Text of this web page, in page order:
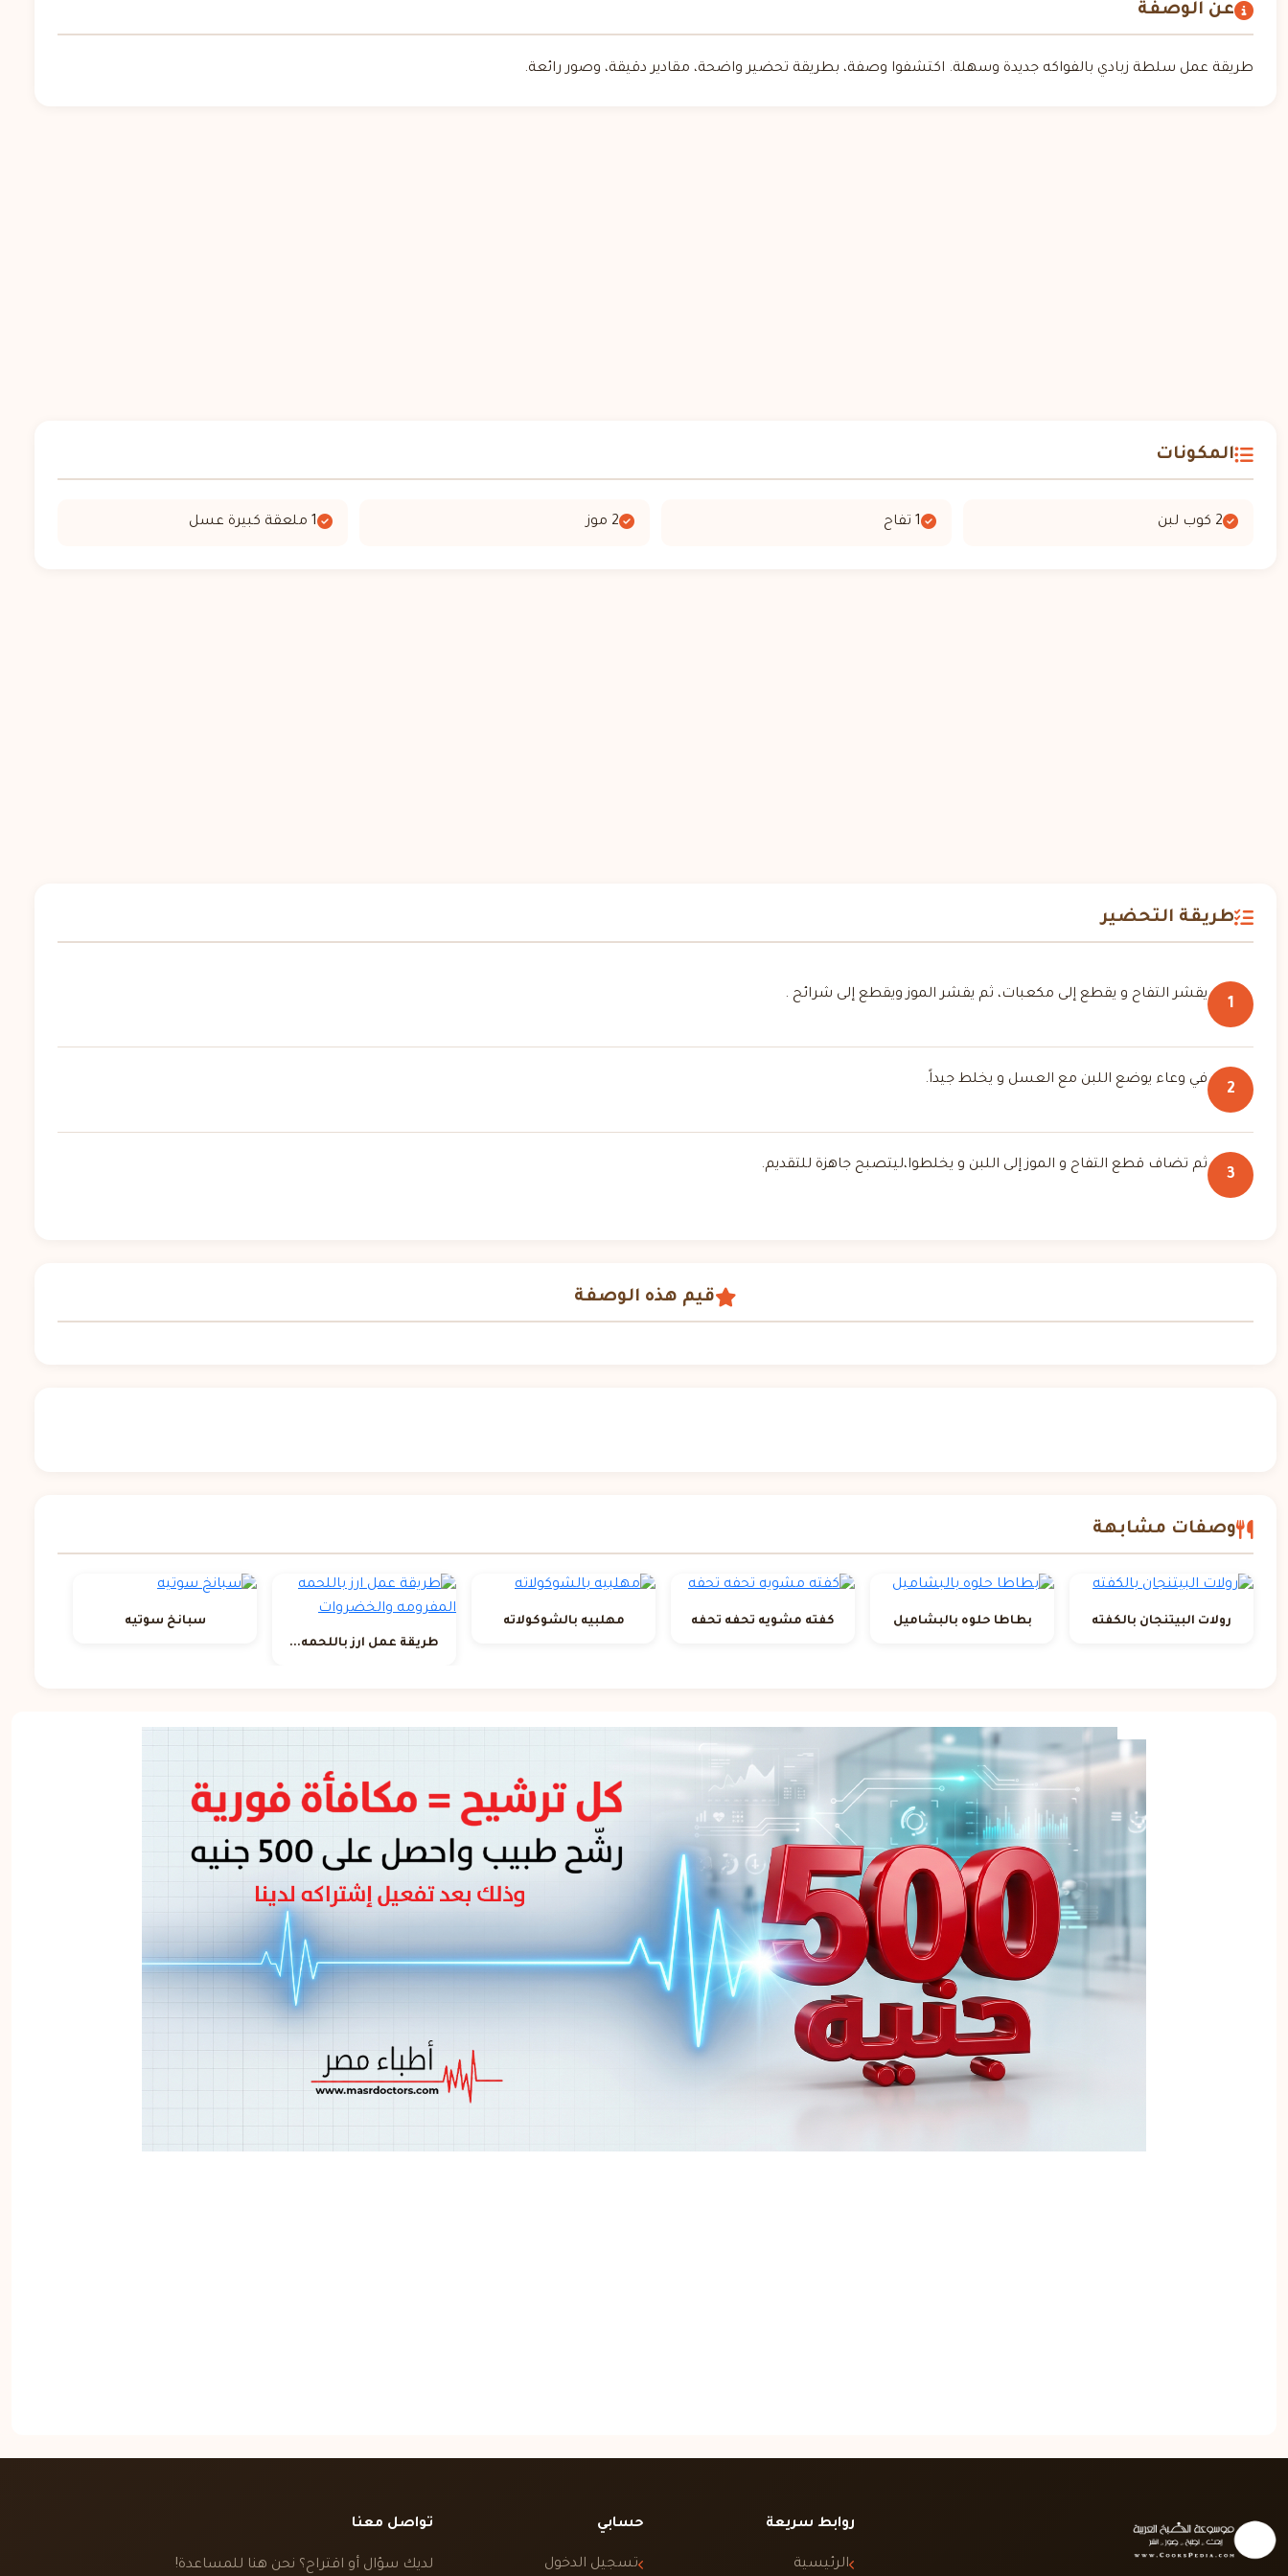
عن الوصفة
طريقة عمل سلطة زبادي بالفواكه جديدة وسهلة. اكتشفوا وصفة، بطريقة تحضير واضحة، مقادير دقيقة، وصور رائعة.
المكونات
2 كوب لبن 1 تفاح 2 موز 1 ملعقة كبيرة عسل
طريقة التحضير
1
يقشر التفاح و يقطع إلى مكعبات، ثم يقشر الموز ويقطع إلى شرائح .
2
في وعاء يوضع اللبن مع العسل و يخلط جيداً.
3
ثم تضاف قطع التفاح و الموز إلى اللبن و يخلطوا،ليتصبح جاهزة للتقديم.
قيم هذه الوصفة
وصفات مشابهة
رولات البيتنجان بالكفته بطاطا حلوه بالبشاميل كفته مشويه تحفه تحفه
مهلبيه بالشوكولاته
طريقة عمل ارز باللحمه...
سبانخ سوتيه
روابط سريعة
الرئيسية
حسابي
تسجيل الدخول
تواصل معنا
لديك سؤال أو اقتراح؟ نحن هنا للمساعدة!